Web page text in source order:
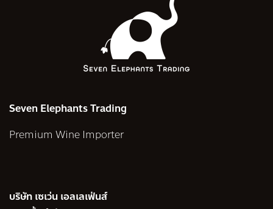
Seven Elephants Trading
Premium Wine Importer
บริษัท เซเว่น เอลเลเฟ่นส์